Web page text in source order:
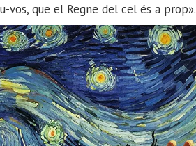
vos, que el Regne del cel és a prop».